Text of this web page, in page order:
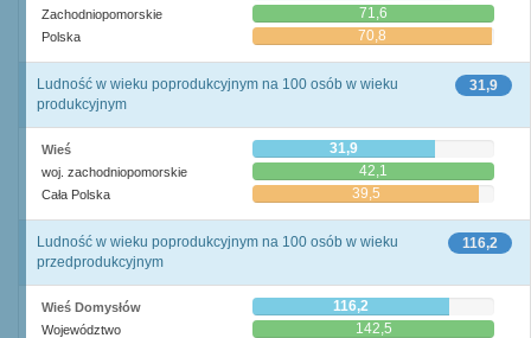
Zachodniopomorskie 71,6
Polska 70,8
31,9
Ludność w wieku poprodukcyjnym na 100 osób w wieku
produkcyjnym
Wieś 31,9
woj. zachodniopomorskie 42,1
Cała Polska 39,5
116,2
Ludność w wieku poprodukcyjnym na 100 osób w wieku
przedprodukcyjnym
Wieś Domysłów 116,2
Województwo 142,5